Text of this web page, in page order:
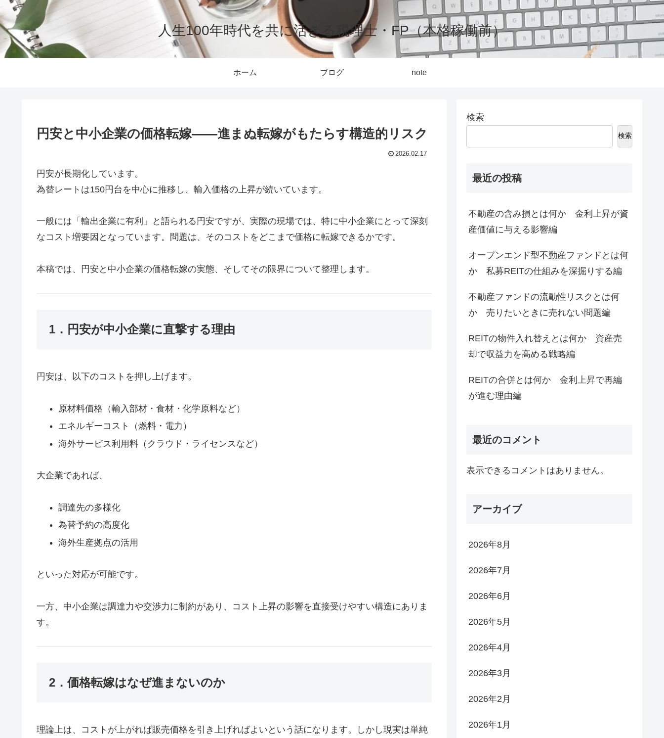
人生100年時代を共に活きる税理士・FP（本格稼働前）
ホーム ブログ note
円安と中小企業の価格転嫁――進まぬ転嫁がもたらす構造的リスク
2026.02.17
円安が長期化しています。
為替レートは150円台を中心に推移し、輸入価格の上昇が続いています。
一般には「輸出企業に有利」と語られる円安ですが、実際の現場では、特に中小企業にとって深刻
なコスト増要因となっています。問題は、そのコストをどこまで価格に転嫁できるかです。
本稿では、円安と中小企業の価格転嫁の実態、そしてその限界について整理します。
1．円安が中小企業に直撃する理由
円安は、以下のコストを押し上げます。
原材料価格（輸入部材・食材・化学原料など）
エネルギーコスト（燃料・電力）
海外サービス利用料（クラウド・ライセンスなど）
大企業であれば、
調達先の多様化
為替予約の高度化
海外生産拠点の活用
といった対応が可能です。
一方、中小企業は調達力や交渉力に制約があり、コスト上昇の影響を直接受けやすい構造にありま
す。
2．価格転嫁はなぜ進まないのか
理論上は、コストが上がれば販売価格を引き上げればよいという話になります。しかし現実は単純
検索
検索
最近の投稿
不動産の含み損とは何か 金利上昇が資
産価値に与える影響編
オープンエンド型不動産ファンドとは何
か 私募REITの仕組みを深掘りする編
不動産ファンドの流動性リスクとは何
か 売りたいときに売れない問題編
REITの物件入れ替えとは何か 資産売
却で収益力を高める戦略編
REITの合併とは何か 金利上昇で再編
が進む理由編
最近のコメント
表示できるコメントはありません。
アーカイブ
2026年8月
2026年7月
2026年6月
2026年5月
2026年4月
2026年3月
2026年2月
2026年1月